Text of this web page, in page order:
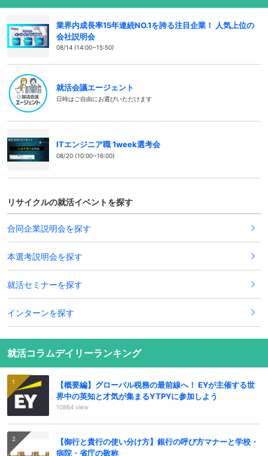
業界内成長率15年連続NO.1を誇る注目企業！ 人気上位の
会社説明会
08/14 (14:00~15:50)
就活会議エージェント
日時はご自由にお選びいただけます
ITエンジニア職 1week選考会
08/20 (10:00~16:00)
リサイクルの就活イベントを探す
合同企業説明会を探す
本選考説明会を探す
就活セミナーを探す
インターンを探す
就活コラムデイリーランキング
【概要編】グローバル税務の最前線へ！ EYが主催する世
界中の英知と才気が集まるYTPYに参加しよう
10864 view
【御行と貴行の使い分け方】銀行の呼び方マナーと学校・
病院・省庁の敬称